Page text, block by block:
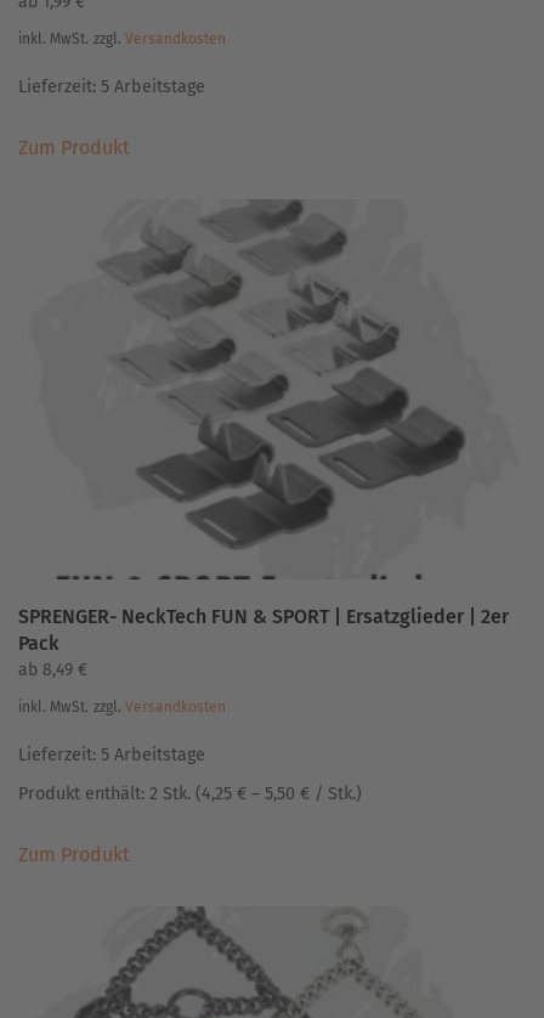
inkl. MwSt. zzgl. Versandkosten
Lieferzeit: 5 Arbeitstage
Zum ProduktProdukt
Varianten
Optionen
können
auf
Produktseite
gewählt
werden
SPRENGER- NeckTech FUN & SPORT | Ersatzglieder | 2er
Pack
ab 8,49 €
inkl. MwSt. zzgl. Versandkosten
Lieferzeit: 5 Arbeitstage
Produkt enthält: 2 Stk. (4,25 € – 5,50 € / Stk.)
Zum ProduktProdukt
mehrere
Varianten
auf.
Die